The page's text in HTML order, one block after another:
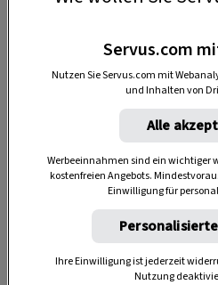
Kalte Gurkensuppe
Servus.com
Nutzen Sie Servus.com mit
und Inhalten von
Alle
Werbeeinnahmen sind ein wichtiger
kostenfreien Angebots.
Einwilligung für
Ihre Einwilligung ist jederzeit
Nutzung